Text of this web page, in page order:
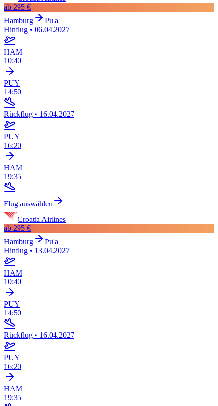
ab 295 €
Hamburg
Pula
Hinflug • 06.04.2027
HAM
10:40
PUY
14:50
Rückflug • 16.04.2027
PUY
16:20
HAM
19:35
Flug auswählen
Croatia Airlines
ab 295 €
Hamburg
Pula
Hinflug • 13.04.2027
HAM
10:40
PUY
14:50
Rückflug • 16.04.2027
PUY
16:20
HAM
19:35